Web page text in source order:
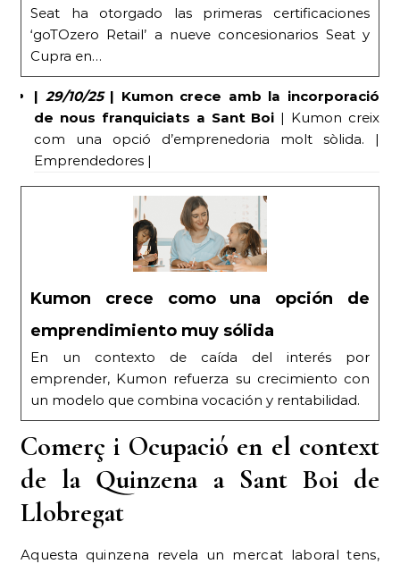
Seat ha otorgado las primeras certificaciones
‘goTOzero Retail’ a nueve concesionarios Seat y
Cupra en…
| 29/10/25| Kumon crece amb la incorporació
de nous franquiciats a Sant Boi | Kumon creix
com una opció d’emprenedoria molt sòlida. |
Emprendedores |
Kumon crece como una opción de
emprendimiento muy sólida
En un contexto de caída del interés por
emprender, Kumon refuerza su crecimiento con
un modelo que combina vocación y rentabilidad.
Comerç i Ocupació en el context
de la Quinzena a Sant Boi de
Llobregat
Aquesta quinzena revela un mercat laboral tens,